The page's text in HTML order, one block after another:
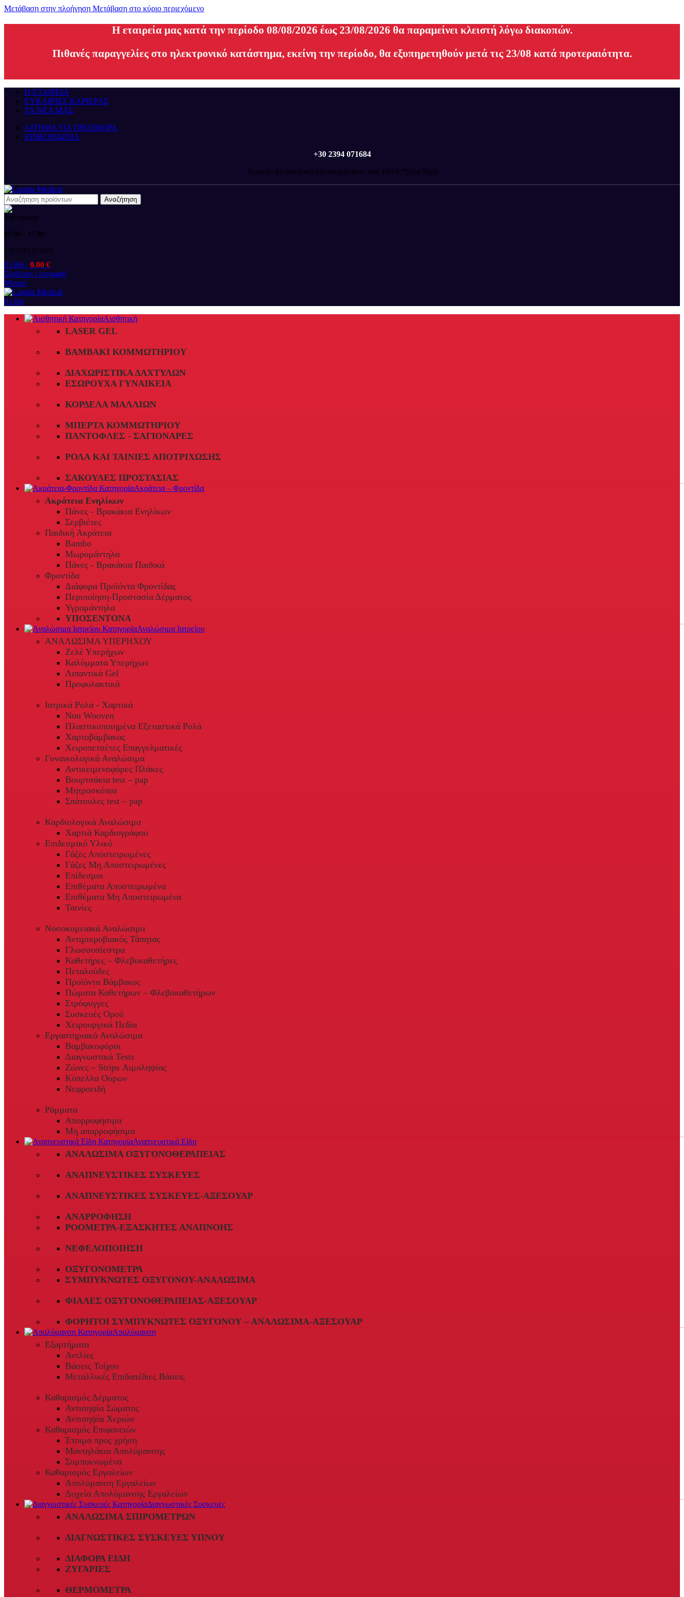
Μετάβαση στην πλοήγηση Μετάβαση στο κύριο περιεχόμενο
H εταιρεία μας κατά την περίοδο 08/08/2026 έως 23/08/2026 θα παραμείνει κλειστή λόγω διακοπών.
Πιθανές παραγγελίες στο ηλεκτρονικό κατάστημα, εκείνη την περίοδο, θα εξυπηρετηθούν μετά τις 23/08 κατά προτεραιότητα.
Η ΕΤΑΙΡΕΙΑ
ΕΥΚΑΙΡΙΕΣ ΚΑΡΙΕΡΑΣ
ΤΑ ΝΕΑ ΜΑΣ
ΑΙΤΗΜΑ ΓΙΑ ΠΡΟΣΦΟΡΑ
ΕΠΙΚΟΙΝΩΝΙΑ
+30 2394 071684
Δωρεάν μεταφορικά για αγορές άνω των 100 € *(εώς 5kg)
Αναζήτηση
09:00 - 17:00
+30 2394 071684
0 είδη / 0.00 €
Σύνδεση / εγγραφή
Μενού
0 είδη
Αισθητική
LASER GEL
ΒΑΜΒΆΚΙ ΚΟΜΜΩΤΗΡΊΟΥ
ΔΙΑΧΩΡΙΣΤΙΚΆ ΔΑΧΤΎΛΩΝ
ΕΣΏΡΟΥΧΑ ΓΥΝΑΙΚΕΊΑ
ΚΟΡΔΈΛΑ ΜΑΛΛΙΏΝ
ΜΠΈΡΤΑ ΚΟΜΜΩΤΗΡΊΟΥ
ΠΑΝΤΌΦΛΕΣ - ΣΑΓΙΟΝΆΡΕΣ
ΡΟΛΆ ΚΑΙ ΤΑΙΝΊΕΣ ΑΠΟΤΡΊΧΩΣΗΣ
ΣΑΚΟΎΛΕΣ ΠΡΟΣΤΑΣΊΑΣ
Ακράτεια – Φροντίδα
Ακράτεια Ενηλίκων
Πάνες - Βρακάκια Ενηλίκων
Σερβιέτες
Παιδική Ακράτεια
Bambo
Μωρομάντηλα
Πάνες - Βρακάκια Παιδικά
Φροντίδα
Διάφορα Προϊόντα Φροντίδας
Περιποίηση-Προστασία Δέρματος
Υγρομάντηλα
ΥΠΟΣΕΝΤΟΝΑ
Αναλώσιμα Ιατρείου
ΑΝΑΛΩΣΙΜΑ ΥΠΕΡΗΧΟΥ
Ζελέ Υπερήχων
Καλύμματα Υπερήχων
Λιπαντικά Gel
Προφυλακτικά
Ιατρικά Ρολά - Χαρτικά
Non Wooven
Πλαστικοποιημένα Εξεταστικά Ρολά
Χαρτοβάμβακας
Χειροπετσέτες Επαγγελματικές
Γυναικολογικά Αναλώσιμα
Αντικειμενοφόρες Πλάκες
Βουρτσάκια test – pap
Μητροσκόπια
Σπάτουλες test – pap
Καρδιολογικά Αναλώσιμα
Χαρτιά Καρδιογράφου
Επιδεσμικό Υλικό
Γάζες Αποστειρωμένες
Γάζες Μη Αποστειρωμένες
Επίδεσμοι
Επιθέματα Αποστειρωμένα
Επιθέματα Μη Αποστειρωμένα
Ταινίες
Νοσοκομειακά Αναλώσιμα
Αντιμικροβιακός Τάπητας
Γλωσσοπίεστρα
Καθετήρες – Φλεβοκαθετήρες
Πεταλούδες
Προϊόντα Βάμβακος
Πώματα Καθετήρων – Φλεβοκαθετήρων
Στρόφυγγες
Συσκευές Ορού
Χειρουργικά Πεδία
Εργαστηριακά Αναλώσιμα
Βαμβακοφόροι
Διαγνωστικά Tests
Ζώνες – Strips Αιμοληψίας
Κύπελλα Ούρων
Νεφροειδή
Ράμματα
Απορροφήσιμα
Μη απορροφήσιμα
Αναπνευστικά Είδη
ΑΝΑΛΏΣΙΜΑ ΟΞΥΓΟΝΟΘΕΡΑΠΕΊΑΣ
ΑΝΑΠΝΕΥΣΤΙΚΈΣ ΣΥΣΚΕΥΈΣ
ΑΝΑΠΝΕΥΣΤΙΚΈΣ ΣΥΣΚΕΥΈΣ-ΑΞΕΣΟΥΆΡ
ΑΝΑΡΡΌΦΗΣΗ
ΡΟΌΜΕΤΡΑ-ΕΞΑΣΚΗΤΈΣ ΑΝΑΠΝΟΉΣ
ΝΕΦΕΛΟΠΟΊΗΣΗ
ΟΞΥΓΟΝΌΜΕΤΡΑ
ΣΥΜΠΥΚΝΩΤΈΣ ΟΞΥΓΌΝΟΥ-ΑΝΑΛΏΣΙΜΑ
ΦΙΆΛΕΣ ΟΞΥΓΟΝΟΘΕΡΑΠΕΊΑΣ-ΑΞΕΣΟΥΆΡ
ΦΟΡΗΤΟΊ ΣΥΜΠΥΚΝΩΤΈΣ ΟΞΥΓΌΝΟΥ – ΑΝΑΛΏΣΙΜΑ-ΑΞΕΣΟΥΆΡ
Απολύμανση
Εξαρτήματα
Αντλίες
Βάσεις Τοίχου
Μεταλλικές Επιδαπέδιες Βάσεις
Καθαρισμός Δέρματος
Αντισηψία Σώματος
Αντισηψία Χεριών
Καθαρισμός Επιφανειών
Έτοιμα προς χρήση
Μαντηλάκια Απολύμανσης
Συμπυκνωμένα
Καθαρισμός Εργαλείων
Απολύμανση Εργαλείων
Δοχεία Απολύμανσης Εργαλείων
Διαγνωστικές Συσκευές
ΑΝΑΛΏΣΙΜΑ ΣΠΙΡΟΜΈΤΡΩΝ
ΔΙΑΓΝΩΣΤΙΚΈΣ ΣΥΣΚΕΥΈΣ ΎΠΝΟΥ
ΔΙΆΦΟΡΑ ΕΊΔΗ
ΖΥΓΑΡΙΈΣ
ΘΕΡΜΌΜΕΤΡΑ